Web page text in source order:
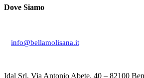
Dove Siamo
info@bellamolisana.it
Idal Srl, Via Antonio Abete, 40 – 82100